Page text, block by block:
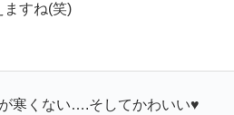
ますね(笑)
寒くない….そしてかわいい♥